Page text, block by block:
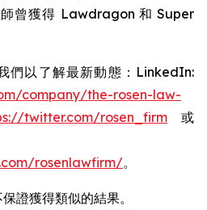
曾獲得 Lawdragon 和 Super
們以了解最新動態：LinkedIn:
company/the-rosen-law-
twitter.com/rosen_firm或
rosenlawfirm/。
證獲得類似的結果。